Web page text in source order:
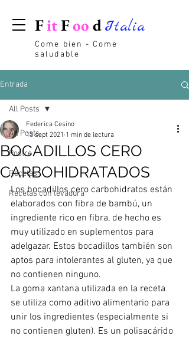
FitFoo dItalia
Come bien - Come
saludable
Entrada
All Posts
Postre
Recetas
Recetas con levadura
All Posts
BOCADILLOS CERO
CARBOHIDRATADOS
Federica Cesino
13 sept 2021 1 min de lectura
Los bocadillos cero carbohidratos están
elaborados con fibra de bambú, un
ingrediente rico en fibra, de hecho es
muy utilizado en suplementos para
adelgazar. Estos bocadillos también son
aptos para intolerantes al gluten, ya que
no contienen ninguno.
La goma xantana utilizada en la receta
se utiliza como aditivo alimentario para
unir los ingredientes (especialmente si
no contienen gluten). Es un polisacárido